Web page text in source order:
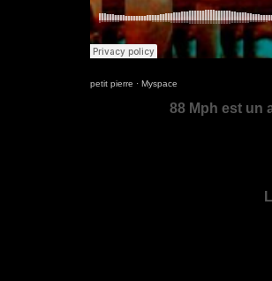
petit pierre · Myspace
88 Mph est un